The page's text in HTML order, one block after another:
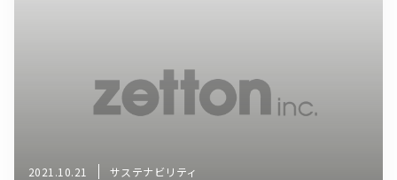
2021.10.21 サステナビリティ